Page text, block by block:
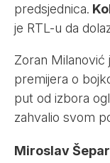
predsjednica.
je RTL-u da
Zoran Milanović
premijera o
put od izbora
zahvalio svom
Miroslav